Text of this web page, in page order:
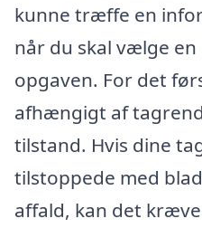
kunne træffe en
når du skal vælge
opgaven. For det
afhængigt af
tilstand. Hvis dine
tilstoppede med
affald, kan det